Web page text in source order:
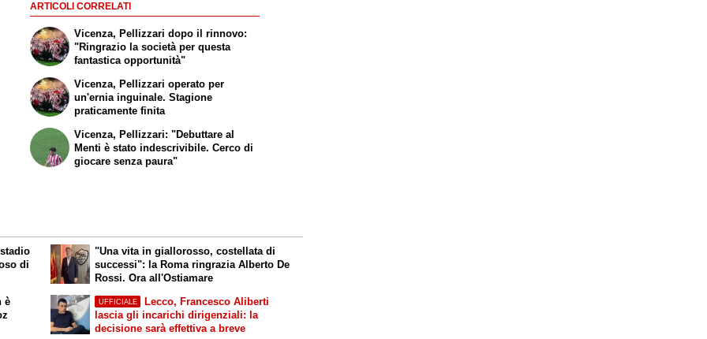
ARTICOLI CORRELATI
Vicenza, Pellizzari dopo il rinnovo:
"Ringrazio la società per questa
fantastica opportunità"
Vicenza, Pellizzari operato per
un'ernia inguinale. Stagione
praticamente finita
Vicenza, Pellizzari: "Debuttare al
Menti è stato indescrivibile. Cerco di
giocare senza paura"
di
è
"Una vita in giallorosso, costellata di
successi": la Roma ringrazia Alberto De
Rossi. Ora all'Ostiamare
UFFICIALE
Lecco, Francesco Aliberti
lascia gli incarichi dirigenziali: la
decisione sarà effettiva a breve